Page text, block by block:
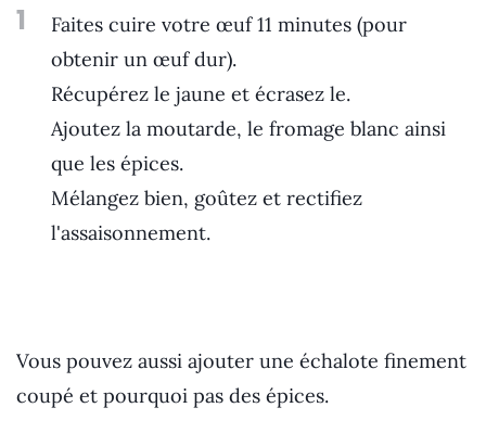
1
Faites cuire votre œuf 11 minutes (pour
obtenir un œuf dur).
Récupérez le jaune et écrasez le.
Ajoutez la moutarde, le fromage blanc ainsi
que les épices.
Mélangez bien, goûtez et rectifiez
l'assaisonnement.
Vous pouvez aussi ajouter une échalote finement
coupé et pourquoi pas des épices.